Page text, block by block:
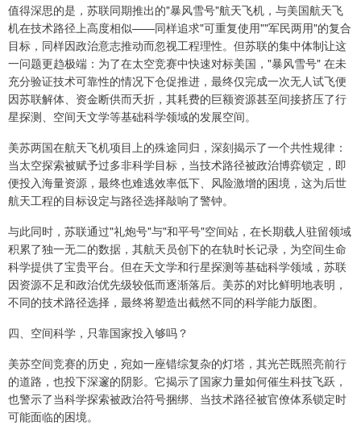
值得深思的是，苏联同期推出的"暴风雪号"航天飞机，与美国航天飞
机在技术路径上高度相似——同样追求"可重复使用""军民两用"的复合
目标，同样因政治意志推动而忽视工程理性。但苏联的集中体制让这
一问题更趋极端：为了在太空竞赛中快速对标美国，"暴风雪号" 在未
充分验证技术可靠性的情况下仓促推进，最终仅完成一次无人试飞便
因苏联解体、资金断供而夭折，其耗费的巨额资源甚至间接挤压了行
星探测、空间天文学等基础科学领域的发展空间。
美苏两国在航天飞机项目上的殊途同归，深刻揭示了一个共性规律：
当太空探索被赋予过多非科学目标，当技术路径被政治博弈锁定，即
便投入海量资源，最终也难逃效率低下、风险激增的困境，这为后世
航天工程的目标设定与路径选择敲响了警钟。
与此同时，苏联通过"礼炮号"与"和平号"空间站，在长期载人驻留领域
积累了独一无二的数据，其航天员创下的在轨时长记录，为空间生命
科学提供了宝贵平台。但在天文学和行星探测等基础科学领域，苏联
因资源不足和政治优先级较低而逐渐落后。美苏的对比鲜明地表明，
不同的技术路径选择，最终将塑造出截然不同的科学能力版图。
四、空间科学，只靠国家投入够吗？
美苏空间竞赛的历史，宛如一座错综复杂的灯塔，其光芒既照亮前行
的道路，也投下深邃的阴影。它揭示了国家力量如何催生科技飞跃，
也警示了当科学探索被政治符号捆绑、当技术路径被官僚体系锁定时
可能面临的困境。